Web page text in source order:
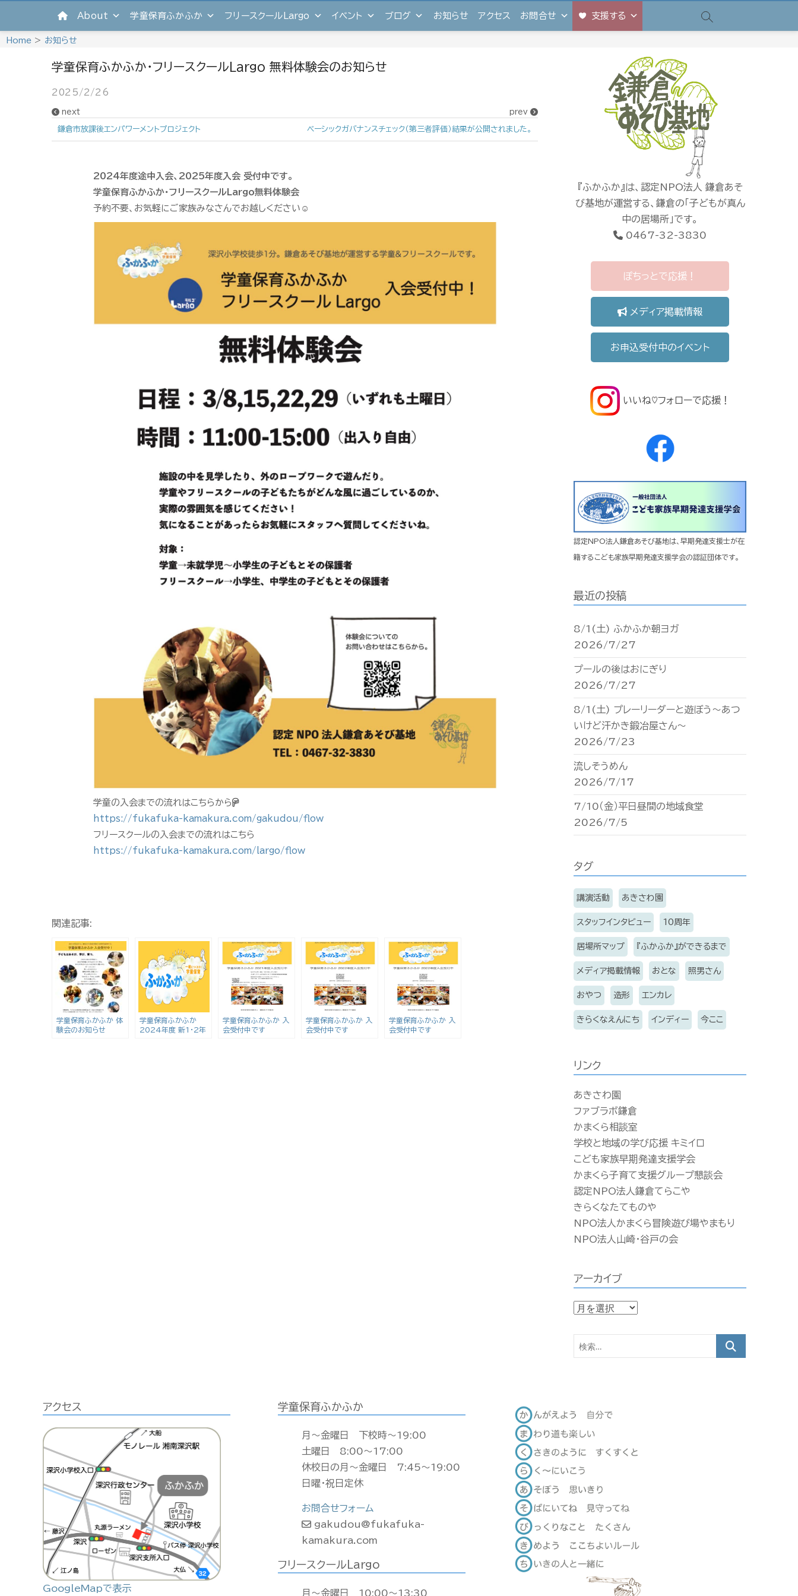
content
About 学童保育ふかふか フリースクールLargo イベント ブログ お知らせ アクセス お問合せ 支援する
Home > お知らせ
学童保育ふかふか・フリースクールLargo 無料体験会のお知らせ
2025/2/26
prev
ベーシックガバナンスチェック（第三者評価）結果が公開されました。
next
鎌倉市放課後エンパワーメントプロジェクト
2024年度途中入会、2025年度入会 受付中です。
学童保育ふかふか・フリースクールLargo無料体験会
予約不要、お気軽にご家族みなさんでお越しください☺︎
学童の入会までの流れはこちらから
https://fukafuka-kamakura.com/gakudou/flow
フリースクールの入会までの流れはこちら
https://fukafuka-kamakura.com/largo/flow
関連記事:
学童保育ふかふか 体
験会のお知らせ
学童保育ふかふか
2024年度 新1・2年
学童保育ふかふか 入
会受付中です
学童保育ふかふか 入
会受付中です
学童保育ふかふか 入
会受付中です
『ふかふか』は、認定NPO法人 鎌倉あそ
び基地が運営する、鎌倉の「子どもが真ん
中の居場所」です。
0467-32-3830
ぽちっとで応援！
メディア掲載情報
お申込受付中のイベント
いいね♡フォローで応援！
認定NPO法人鎌倉あそび基地は、早期発達支援士が在
籍するこども家族早期発達支援学会の認証団体です。
最近の投稿
8/1(土) ふかふか朝ヨガ
2026/7/27
プールの後はおにぎり
2026/7/27
8/1(土) プレーリーダーと遊ぼう〜あつ
いけど汗かき鍛冶屋さん〜
2026/7/23
流しそうめん
2026/7/17
7/10（金）平日昼間の地域食堂
2026/7/5
タグ
講演活動 あきさわ園
スタッフインタビュー 10周年
居場所マップ 『ふかふか』ができるまで
メディア掲載情報 おとな 照男さん
おやつ 造形 エンカレ
きらくなえんにち インディー 今ここ
リンク
あきさわ園
ファブラボ鎌倉
かまくら相談室
学校と地域の学び応援 キミイロ
こども家族早期発達支援学会
かまくら子育て支援グループ懇談会
認定NPO法人鎌倉てらこや
きらくなたてものや
NPO法人かまくら冒険遊び場やまもり
NPO法人山崎・谷戸の会
アーカイブ
ア
イ
索…
アクセス
GoogleMapで表示
学童保育ふかふか
月〜金曜日 下校時〜19:00
土曜日 8:00〜17:00
休校日の月〜金曜日 7:45〜19:00
日曜・祝日定休
お問合せフォーム
gakudou@fukafuka-
kamakura.com
フリースクールLargo
月〜金曜日 10:00〜13:30